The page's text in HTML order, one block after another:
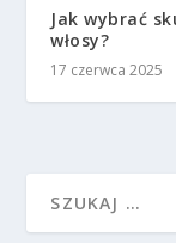
Jak wybrać
włosy?
17 czerwca 2025